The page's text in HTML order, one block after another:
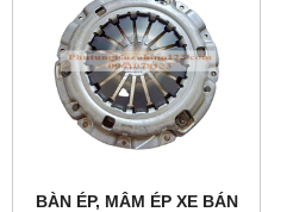
BÀN ÉP, MÂM ÉP XE BÁN